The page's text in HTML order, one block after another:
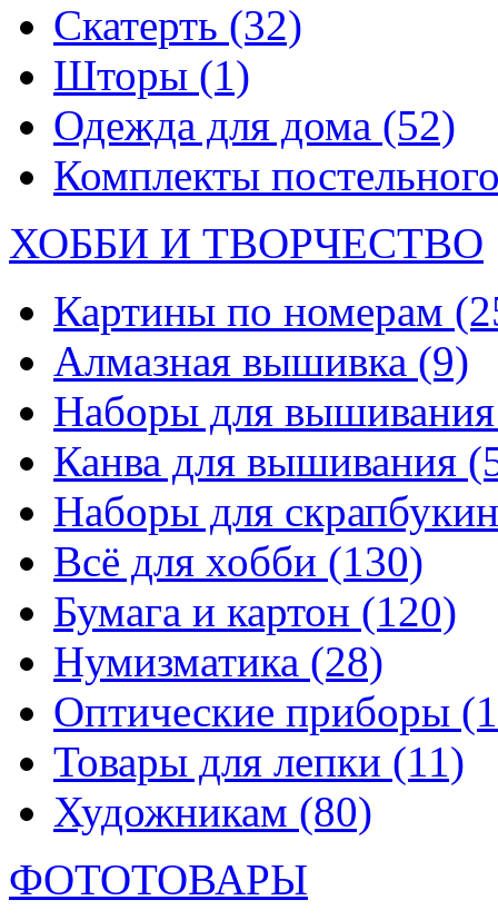
Скатерть (32)
Шторы (1)
Одежда для дома (52)
Комплекты
ХОББИ И ТВОРЧЕСТВО
Картины по номерам
Алмазная вышивка (9)
Наборы для
Канва для вышивания
Наборы для
Всё для хобби (130)
Бумага и картон (120)
Нумизматика (28)
Оптические приборы
Товары для лепки (11)
Художникам (80)
ФОТОТОВАРЫ